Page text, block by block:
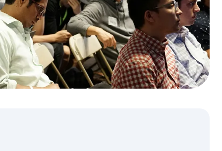
rencontrer sur ...Lire la suite